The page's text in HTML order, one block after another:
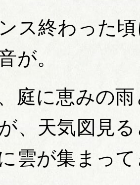
ス終わった
が。
庭に恵みの
、天気図見
雲が集まっ